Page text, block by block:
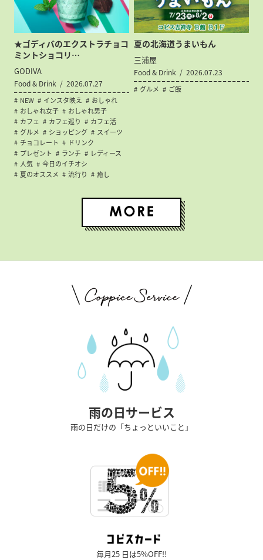
★ゴディバのエクストラチョコ
ミントショコリ…
GODIVA
Food & Drink 2026.07.27
NEW インスタ映え
おしゃれ
おしゃれ女子
おしゃれ男子
カフェ
カフェ巡り
カフェ活
グルメ
ショッピング
スイーツ
チョコレート
ドリンク
プレゼント
ランチ
レディース
人気
今日のイチオシ
夏のオススメ
流行り 癒し
夏の北海道うまいもん
三浦屋
Food & Drink 2026.07.23
グルメ ご飯
雨の日サービス
雨の日だけの「ちょっといいこと」
毎月25 日は5%OFF!!